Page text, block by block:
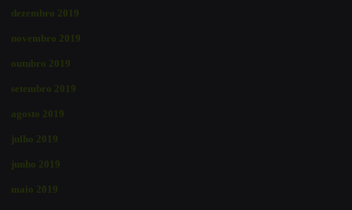
dezembro 2019
novembro 2019
outubro 2019
setembro 2019
agosto 2019
julho 2019
junho 2019
maio 2019